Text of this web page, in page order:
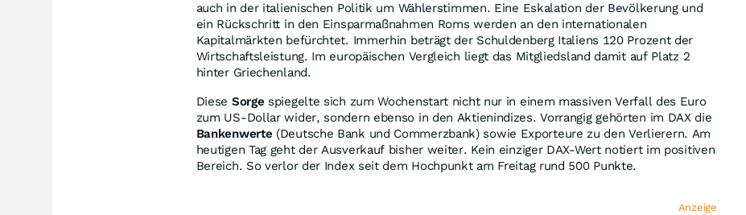
auch in der italienischen Politik um Wählerstimmen. Eine Eskalation der Bevölkerung und
ein Rückschritt in den Einsparmaßnahmen Roms werden an den internationalen
Kapitalmärkten befürchtet. Immerhin beträgt der Schuldenberg Italiens 120 Prozent der
Wirtschaftsleistung. Im europäischen Vergleich liegt das Mitgliedsland damit auf Platz 2
hinter Griechenland.
Diese Sorge spiegelte sich zum Wochenstart nicht nur in einem massiven Verfall des Euro
zum US-Dollar wider, sondern ebenso in den Aktienindizes. Vorrangig gehörten im DAX die
Bankenwerte (Deutsche Bank und Commerzbank) sowie Exporteure zu den Verlierern. Am
heutigen Tag geht der Ausverkauf bisher weiter. Kein einziger DAX-Wert notiert im positiven
Bereich. So verlor der Index seit dem Hochpunkt am Freitag rund 500 Punkte.
Anzeige